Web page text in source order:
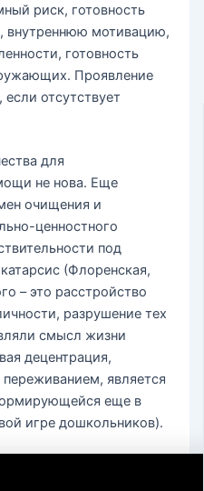
риск, готовность
внутреннюю мотивацию,
готовность
Проявление
отсутствует
для
не нова. Еще
очищения и
ценностного
под
(Флоренская,
– это расстройство
разрушение тех
смысл жизни
децентрация,
является
еще в
игре дошкольников).